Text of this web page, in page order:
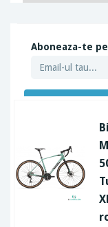
Aboneaza-te